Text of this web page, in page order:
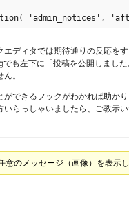
'admin_notices',
エディタでは期待通りの反応を
も左下に「投稿を公開しまし
。
ができるフックがわかれば助かり
いらっしゃいましたら、ご教示い
意のメッセージ（画像）を表示